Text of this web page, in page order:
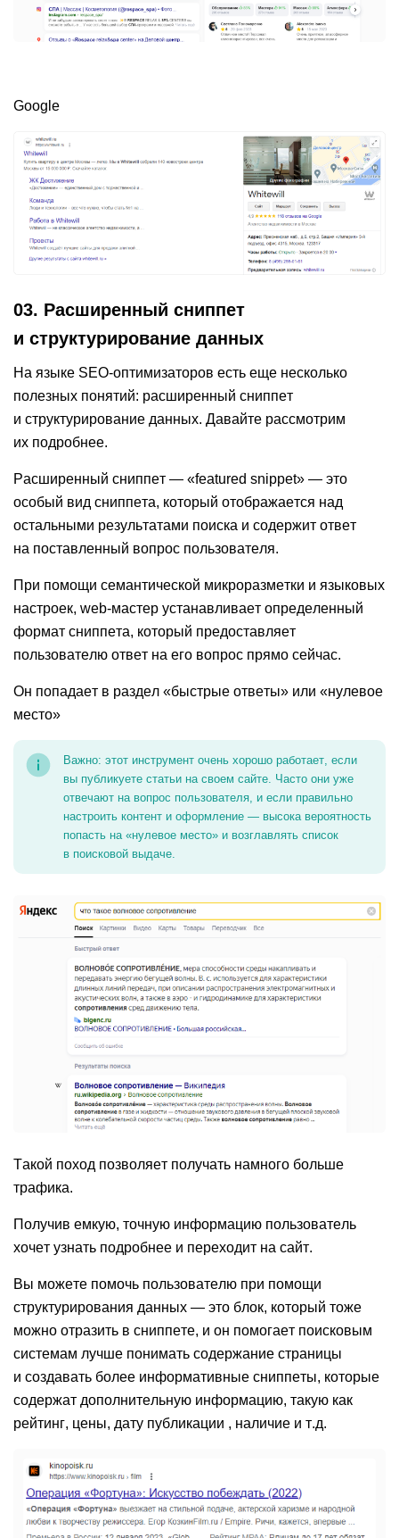
Google
03. Расширенный сниппет
и структурирование данных
На языке SEO-оптимизаторов есть еще несколько
полезных понятий: расширенный сниппет
и структурирование данных. Давайте рассмотрим
их подробнее.
Расширенный сниппет — «featured snippet» — это
особый вид сниппета, который отображается над
остальными результатами поиска и содержит ответ
на поставленный вопрос пользователя.
При помощи семантической микроразметки и языковых
настроек, web-мастер устанавливает определенный
формат сниппета, который предоставляет
пользователю ответ на его вопрос прямо сейчас.
Он попадает в раздел «быстрые ответы» или «нулевое
место»
Важно: этот инструмент очень хорошо работает, если
вы публикуете статьи на своем сайте. Часто они уже
отвечают на вопрос пользователя, и если правильно
настроить контент и оформление — высока вероятность
попасть на «нулевое место» и возглавлять список
в поисковой выдаче.
Такой поход позволяет получать намного больше
трафика.
Получив емкую, точную информацию пользователь
хочет узнать подробнее и переходит на сайт.
Вы можете помочь пользователю при помощи
структурирования данных — это блок, который тоже
можно отразить в сниппете, и он помогает поисковым
системам лучше понимать содержание страницы
и создавать более информативные сниппеты, которые
содержат дополнительную информацию, такую как
рейтинг, цены, дату публикации , наличие и т.д.